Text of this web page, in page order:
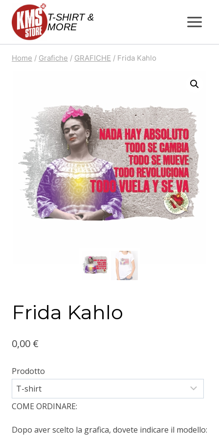
Salta
contenuto
T-SHIRT &
MORE
Home / Grafiche / GRAFICHE / Frida Kahlo
Frida Kahlo
0,00 €
Prodotto
COME ORDINARE:
Dopo aver scelto la grafica, dovete indicare il modello: